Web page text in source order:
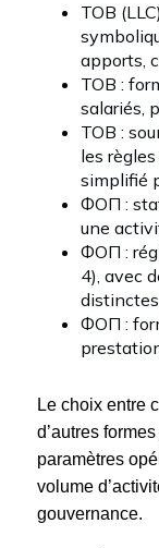
ТОВ
apports,
ТОВ :
salariés,
ТОВ :
les
simplifié
ФОП :
une
ФОП :
4), avec
ФОП :
Le choix entre
d’autres
paramètres
volume
gouvernance.